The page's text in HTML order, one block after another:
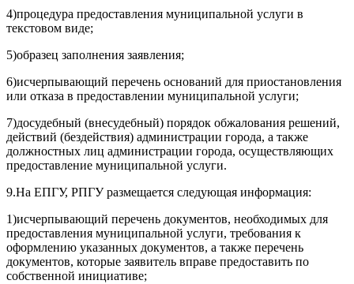
4)процедура предоставления муниципальной услуги в
текстовом виде;
5)образец заполнения заявления;
6)исчерпывающий перечень оснований для приостановления
или отказа в предоставлении муниципальной услуги;
7)досудебный (внесудебный) порядок обжалования решений,
действий (бездействия) администрации города, а также
должностных лиц администрации города, осуществляющих
предоставление муниципальной услуги.
9.На ЕПГУ, РПГУ размещается следующая информация:
1)исчерпывающий перечень документов, необходимых для
предоставления муниципальной услуги, требования к
оформлению указанных документов, а также перечень
документов, которые заявитель вправе предоставить по
собственной инициативе;